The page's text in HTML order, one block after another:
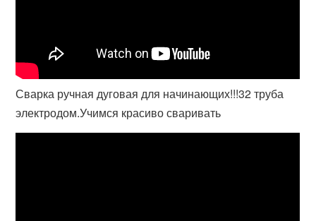
Сварка ручная дуговая для начинающих!!!32 труба
электродом.Учимся красиво сваривать